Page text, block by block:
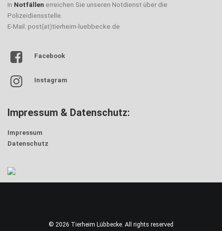
In Notfällen erreichen Sie unseren Notdienst über die
Polizeidiensstelle.
E-Mail: post(at)tierheim-luebbecke.de
Facebook
Instagram
Impressum & Datenschutz:
Impressum
Datenschutz
© 2026 Tierheim Lübbecke. All rights reserved